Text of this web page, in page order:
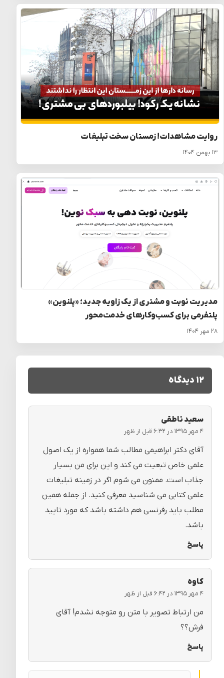
روایت مشاهدات! زمستان سخت تبلیغات
۱۳ بهمن ۱۴۰۴
مدیریت نوبت و مشتری از یک زاویه جدید؛ «پلنوین»
پلتفرمی برای کسب‌وکارهای خدمت‌محور
۲۸ مهر ۱۴۰۴
۱۲ دیدگاه
سعید ناطقی
۴ مهر ۱۳۹۵ در ۶:۳۲ قبل از ظهر
آقای دکتر ابراهیمی مطالب شما همواره از یک اصول
علمی خاص تبعیت می کند و این برای من بسیار
جذاب است. ممنون می شوم اگر در زمینه تبلیغات
علمی کتابی می شناسید معرفی کنید. از جمله همین
مطلب باید رفرنسی هم داشته باشد که مورد تایید
باشد.
پاسخ
کاوه
۴ مهر ۱۳۹۵ در ۶:۴۲ قبل از ظهر
من ارتباط تصویر با متن رو متوجه نشدم! آقای
فرش؟؟
پاسخ